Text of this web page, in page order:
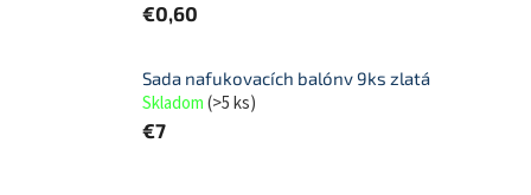
€0,60
Sada nafukovacích balónv 9ks zlatá
Skladom(>5 ks)
€7